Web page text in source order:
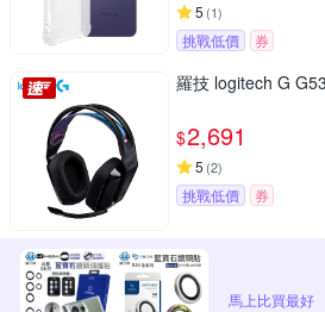
5 (1)
挑戰低價 券
羅技 logitech G
$2,691
5 (2)
挑戰低價 券
馬上比買最好